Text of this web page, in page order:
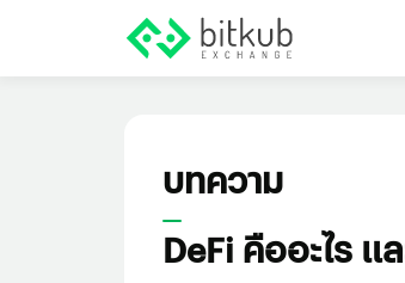
บทความ
DeFi คืออะไร แ